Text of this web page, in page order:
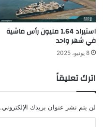
استيراد 1.64 مليون رأس ماشية
في شهر واحد
8 يونيو، 2025
اترك تعليقاً
لن يتم نشر عنوان بريدك الإلكتروني.